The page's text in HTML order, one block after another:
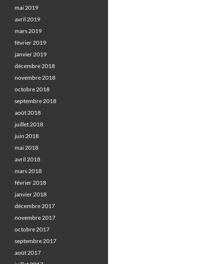
mai 2019
avril 2019
mars 2019
février 2019
janvier 2019
décembre 2018
novembre 2018
octobre 2018
septembre 2018
août 2018
juillet 2018
juin 2018
mai 2018
avril 2018
mars 2018
février 2018
janvier 2018
décembre 2017
novembre 2017
octobre 2017
septembre 2017
août 2017